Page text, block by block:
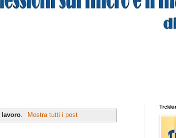
lavoro Mostra tutti i post